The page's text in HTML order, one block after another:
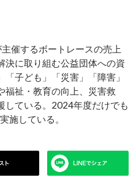
催するボートレースの売上
決に取り組む公益団体への資
子ども」「災害」「障害」
福祉・教育の向上、災害救
している。2024年度だけでも
施している。